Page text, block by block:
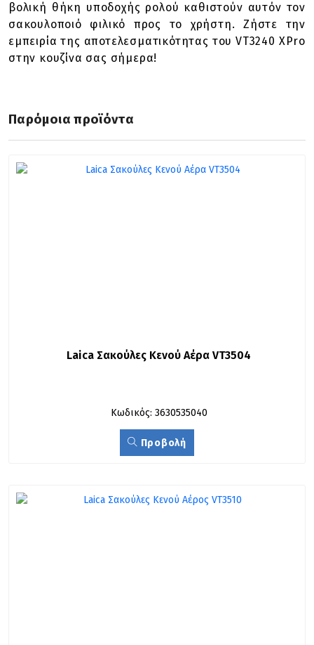
βολική θήκη υποδοχής ρολού καθιστούν αυτόν τον
σακουλοποιό φιλικό προς το χρήστη. Ζήστε την
εμπειρία της αποτελεσματικότητας του VT3240 XPro
στην κουζίνα σας σήμερα!
Παρόμοια προϊόντα
Laica Σακούλες Κενού Αέρα VT3504
Κωδικός: 3630535040
Προβολή